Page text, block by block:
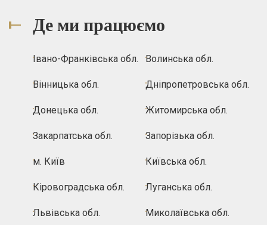
Де ми працюємо
Івано-Франківська обл. Волинська обл.
Вінницька обл. Дніпропетровська обл.
Донецька обл. Житомирська обл.
Закарпатська обл. Запорізька обл.
м. Київ Київська обл.
Кіровоградська обл. Луганська обл.
Львівська обл. Миколаївська обл.